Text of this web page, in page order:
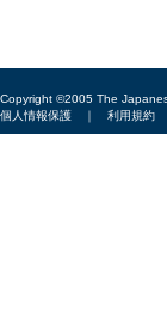
Copyright ©2005 The
個人情報保護 ｜ 利用規約